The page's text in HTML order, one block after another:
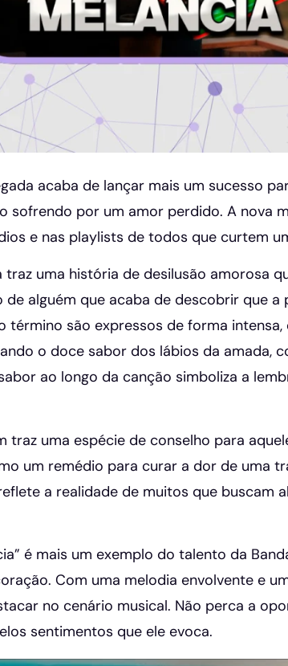
acaba de lançar mais um sucesso
sofrendo por um amor perdido. A nova
e nas playlists de todos que curtem
traz uma história de desilusão amorosa
alguém que acaba de descobrir que
término são expressos de forma
o doce sabor dos lábios da amada,
ao longo da canção simboliza a
traz uma espécie de conselho para
um remédio para curar a dor de uma
a realidade de muitos que buscam
é mais um exemplo do talento da
Com uma melodia envolvente e
no cenário musical. Não perca a
sentimentos que ele evoca.